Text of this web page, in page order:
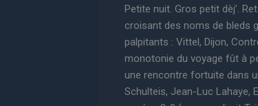
Petite nuit. Gros petit dèj’.
croisant des noms de bleds
palpitants : Vittel, Dijon,
monotonie du voyage fût à
une rencontre fortuite dans
Schulteis, Jean-Luc Lahaye,